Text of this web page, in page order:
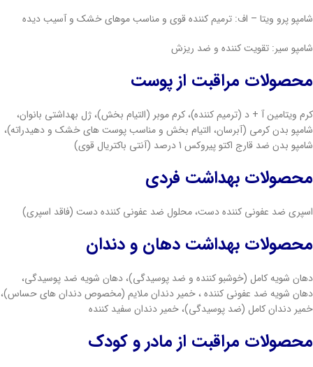
شامپو پرو ویتا – اف: ترمیم کننده قوی و مناسب موهای خشک و آسیب دیده
شامپو سیر: تقویت کننده و ضد ریزش
محصولات مراقبت از پوست
کرم ویتامین آ + د (ترمیم کننده)، کرم موبر (التیام بخش)، ژل بهداشتی بانوان،
شامپو بدن کرمی (آبرسان، التیام بخش و مناسب پوست های خشک و دهیدراته)،
شامپو بدن ضد قارج اکتو پیروکس 1 درصد (آنتی باکتریال قوی)
محصولات بهداشت فردی
اسپری ضد عفونی کننده دست، محلول ضد عفونی کننده دست (فاقد اسپری)
محصولات بهداشت دهان و دندان
دهان شویه کامل (خوشبو کننده و ضد پوسیدگی)، دهان شویه ضد پوسیدگی،
دهان شویه ضد عفونی کننده ، خمیر دندان ملایم (مخصوص دندان های حساس)،
خمیر دندان کامل (ضد پوسیدگی)، خمیر دندان سفید کننده
محصولات مراقبت از مادر و کودک